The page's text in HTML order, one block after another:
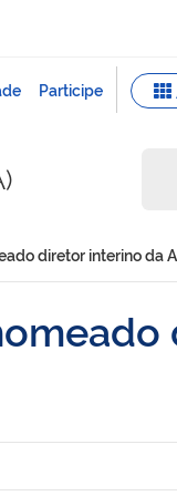
diretor interino da